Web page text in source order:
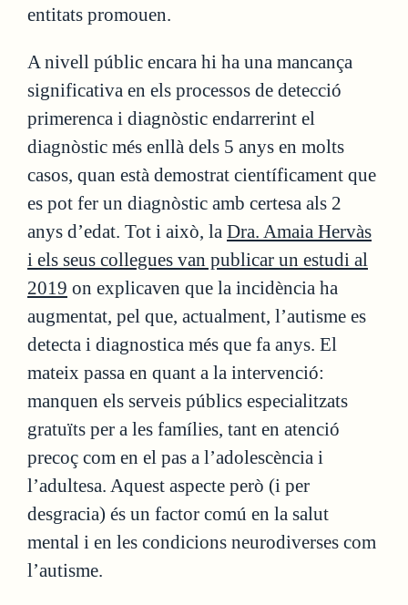
entitats promouen.
A nivell públic encara hi ha una mancança
significativa en els processos de detecció
primerenca i diagnòstic endarrerint el
diagnòstic més enllà dels 5 anys en molts
casos, quan està demostrat científicament que
es pot fer un diagnòstic amb certesa als 2
anys d’edat. Tot i això, la Dra. Amaia Hervàs
i els seus collegues van publicar un estudi al
2019 on explicaven que la incidència ha
augmentat, pel que, actualment, l’autisme es
detecta i diagnostica més que fa anys. El
mateix passa en quant a la intervenció:
manquen els serveis públics especialitzats
gratuïts per a les famílies, tant en atenció
precoç com en el pas a l’adolescència i
l’adultesa. Aquest aspecte però (i per
desgracia) és un factor comú en la salut
mental i en les condicions neurodiverses com
l’autisme.